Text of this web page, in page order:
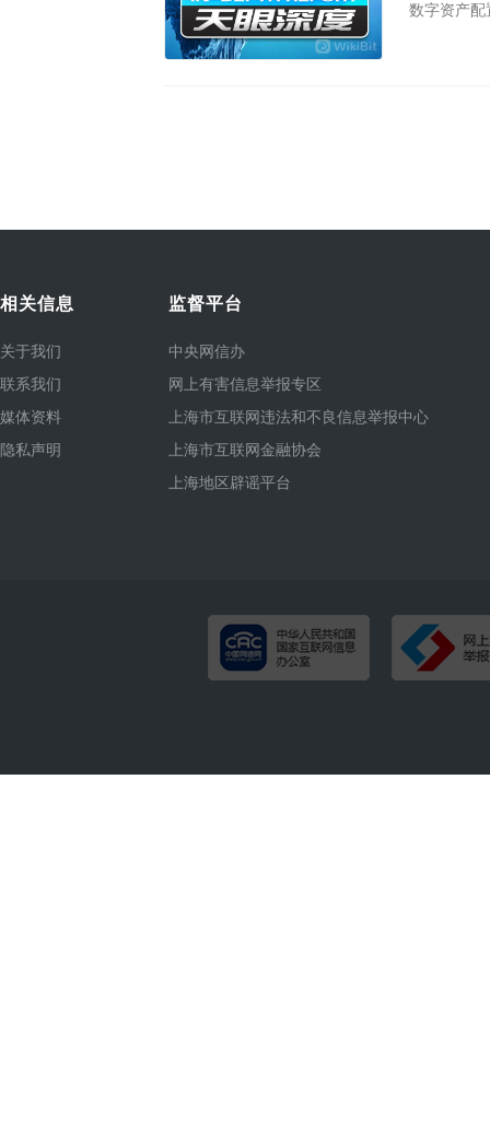
数字资产配
相关信息
关于我们
联系我们
媒体资料
隐私声明
监督平台
中央网信办
网上有害信息举报专区
上海市互联网违法和不良信息举报中心
上海市互联网金融协会
上海地区辟谣平台